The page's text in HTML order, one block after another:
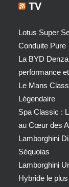
TV
Lotus Super
Conduite Pure
La BYD
performance
Le Mans
Légendaire
Spa Classic :
au Cœur des
Lamborghini
Séquoias
Lamborghini
Hybride le